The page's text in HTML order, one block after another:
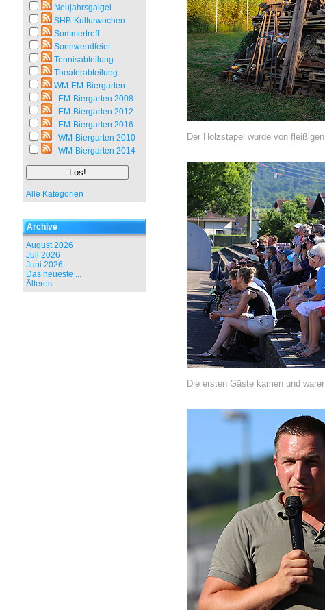
Neujahrsgaigel
SHB-Kulturwochen
Sommertreff
Sonnwendfeier
Tennisabteilung
Theaterabteilung
WM-EM-Biergarten
EM-Biergarten 2008
EM-Biergarten 2012
EM-Biergarten 2016
WM-Biergarten 2010
WM-Biergarten 2014
Alle Kategorien
Archive
August 2026
Juli 2026
Juni 2026
Das neueste ...
Älteres ...
Der Holzstapel wurde von
Die ersten Gäste kamen und